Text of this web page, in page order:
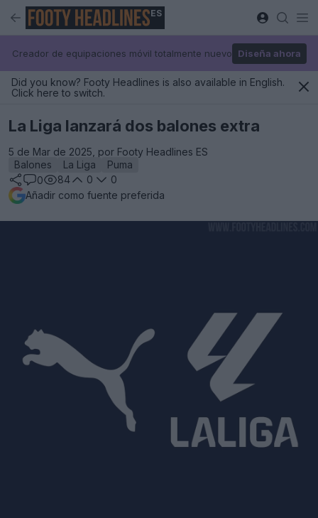
ES
Creador de equipaciones móvil totalmente nuevo Diseña ahora
Did you know? Footy Headlines is also available in English.
Click here to switch.
La Liga lanzará dos balones extra
5 de Mar de 2025, por Footy Headlines ES
Balones
La Liga
Puma
0
84 0
0
Añadir como fuente preferida